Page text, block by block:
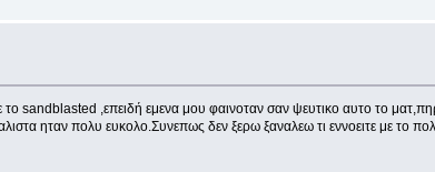
το sandblasted ,επειδή εμενα μου φαινοταν σαν ψευτικο αυτο το
ηταν πολυ ευκολο.Συνεπως δεν ξερω ξαναλεω τι εννοειτε με το